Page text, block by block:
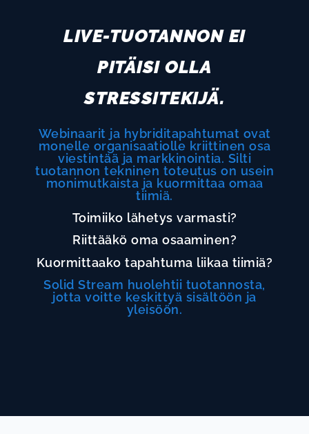
LIVE-TUOTANNON EI
PITÄISI OLLA
STRESSITEKIJÄ.
Webinaarit ja hybriditapahtumat ovat
monelle organisaatiolle kriittinen osa
viestintää ja markkinointia. Silti
tuotannon tekninen toteutus on usein
monimutkaista ja kuormittaa omaa
tiimiä.
Toimiiko lähetys varmasti?
Riittääkö oma osaaminen?
Kuormittaako tapahtuma liikaa tiimiä?
Solid Stream huolehtii tuotannosta,
jotta voitte keskittyä sisältöön ja
yleisöön.